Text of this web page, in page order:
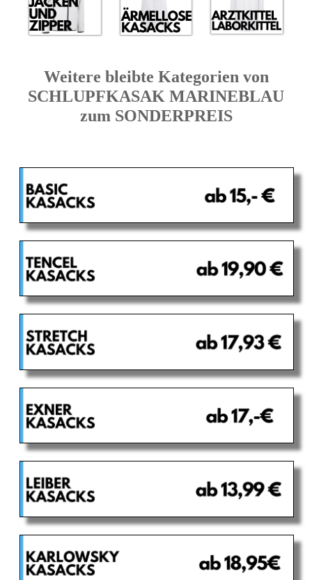
Weitere bleibte Kategorien von
SCHLUPFKASAK MARINEBLAU
zum SONDERPREIS